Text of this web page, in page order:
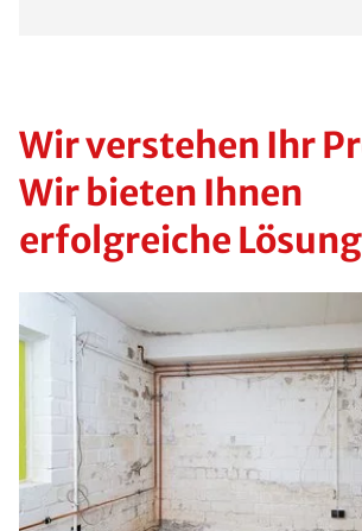
Wir verstehen Ihr
Wir bieten Ihnen
erfolgreiche